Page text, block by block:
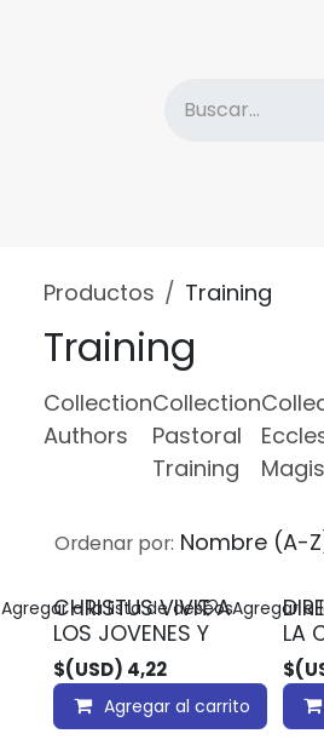
Productos Training
Training
Collection
Authors
Collection
Pastoral
Training
Ordenar por: Nombre (A-
CHRISTUS VIVIT A
LOS JOVENES Y
$(USD) 4,22
Agregar al carrito
Agregar a la lista de deseos
LA
Agregar a